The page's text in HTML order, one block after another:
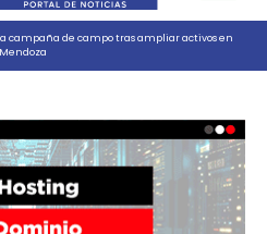
campaña de campo tras ampliar activos en
Mendoza